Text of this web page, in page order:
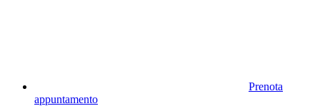
Prenota
appuntamento